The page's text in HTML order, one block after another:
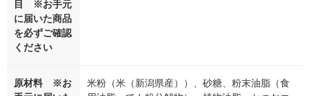
目 ※お手元
に届いた商品
を必ずご確認
ください
原材料 ※お
米粉（米（新潟県産））、砂糖、粉末油脂（食